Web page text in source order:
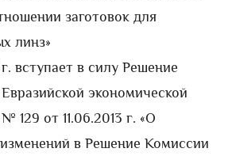
заготовок для
линз»
г. вступает в силу Решение
экономической
129 от 11.06.2013 г. «О
в Решение Комиссии